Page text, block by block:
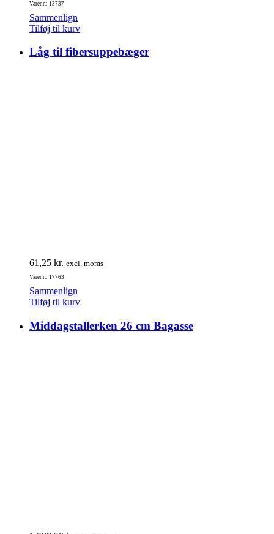
Varenr.: 13737
Sammenlign
Tilføj til kurv
Låg til fibersuppebæger
61,25 kr. excl. moms
Varenr.: 17763
Sammenlign
Tilføj til kurv
Middagstallerken 26 cm Bagasse